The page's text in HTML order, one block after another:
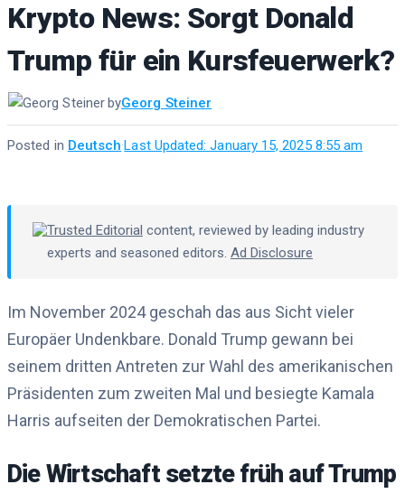
Krypto News: Sorgt Donald
Trump für ein Kursfeuerwerk?
byGeorg Steiner
Last Updated: January 15, 2025 8:55 am
·
Posted in Deutsch
Trusted Editorial content, reviewed by leading industry
experts and seasoned editors. Ad Disclosure
Im November 2024 geschah das aus Sicht vieler
Europäer Undenkbare. Donald Trump gewann bei
seinem dritten Antreten zur Wahl des amerikanischen
Präsidenten zum zweiten Mal und besiegte Kamala
Harris aufseiten der Demokratischen Partei.
Die Wirtschaft setzte früh auf Trump